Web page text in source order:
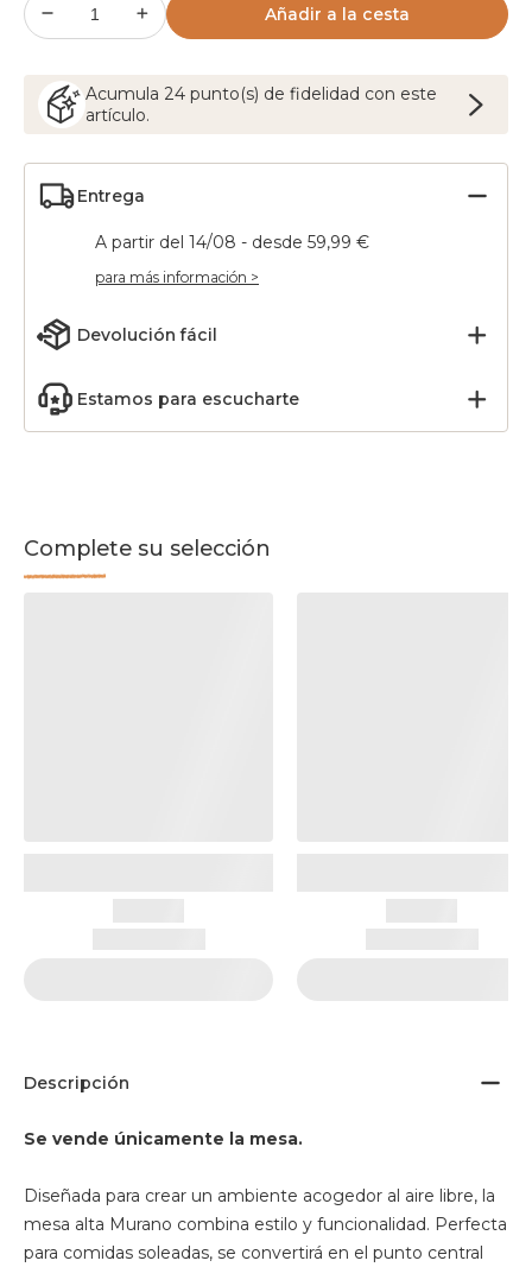
Añadir a la cesta
Acumula 24 punto(s) de fidelidad con este
artículo.
Entrega
A partir del 14/08 - desde 59,99 €
para más información >
Devolución fácil
Estamos para escucharte
Complete su selección
Descripción
Se vende únicamente la mesa.
Diseñada para crear un ambiente acogedor al aire libre, la
mesa alta Murano combina estilo y funcionalidad. Perfecta
para comidas soleadas, se convertirá en el punto central